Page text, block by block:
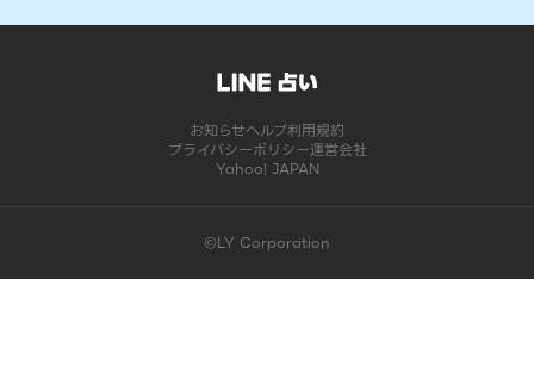
お知らせヘルプ利用規約
プライバシーポリシー運営会社
Yahoo! JAPAN
©LY Corporation
このコンテンツは掲載が終了しました | LINE占い